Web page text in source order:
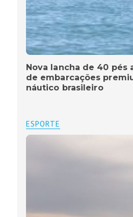
Nova lancha de 40 pés
de embarcações
náutico brasileiro
ESPORTE